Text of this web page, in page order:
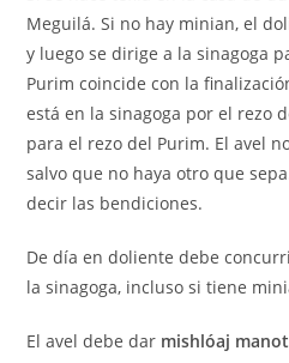
Meguilá. Si no hay minian, el
y luego se dirige a la sinagoga
Purim coincide con la
está en la sinagoga por el rezo
para el rezo del Purim. El avel
salvo que no haya otro que
decir las bendiciones.
De día en doliente debe
la sinagoga, incluso si tiene
El avel debe dar mishlóaj manot